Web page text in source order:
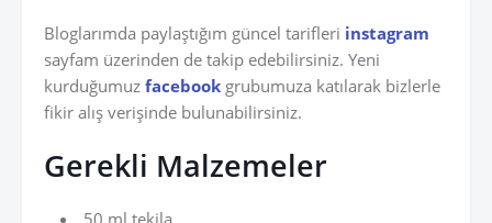
Bloglarımda paylaştığım güncel tarifleri instagram
sayfam üzerinden de takip edebilirsiniz. Yeni
kurduğumuz facebook grubumuza katılarak bizlerle
fikir alış verişinde bulunabilirsiniz.
Gerekli Malzemeler
50 ml tekila